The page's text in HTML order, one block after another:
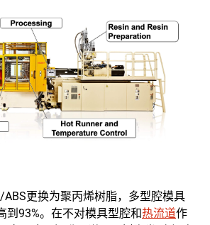
ABS更换为聚丙烯树脂，多型腔模具
到93%。在不对模具型腔和热流道作